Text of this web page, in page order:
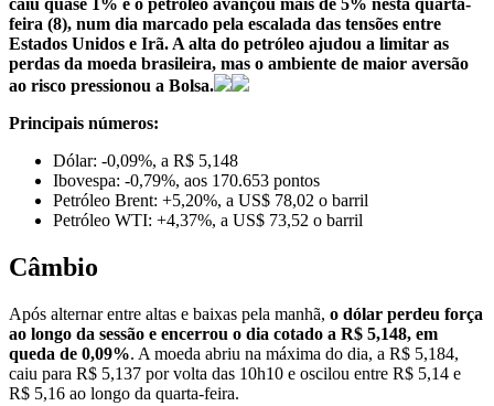
caiu quase 1% e o petróleo avançou mais de 5% nesta quarta-
feira (8), num dia marcado pela escalada das tensões entre
Estados Unidos e Irã. A alta do petróleo ajudou a limitar as
perdas da moeda brasileira, mas o ambiente de maior aversão
ao risco pressionou a Bolsa.
Principais números:
Dólar: -0,09%, a R$ 5,148
Ibovespa: -0,79%, aos 170.653 pontos
Petróleo Brent: +5,20%, a US$ 78,02 o barril
Petróleo WTI: +4,37%, a US$ 73,52 o barril
Câmbio
Após alternar entre altas e baixas pela manhã, o dólar perdeu força
ao longo da sessão e encerrou o dia cotado a R$ 5,148, em
queda de 0,09%. A moeda abriu na máxima do dia, a R$ 5,184,
caiu para R$ 5,137 por volta das 10h10 e oscilou entre R$ 5,14 e
R$ 5,16 ao longo da quarta-feira.